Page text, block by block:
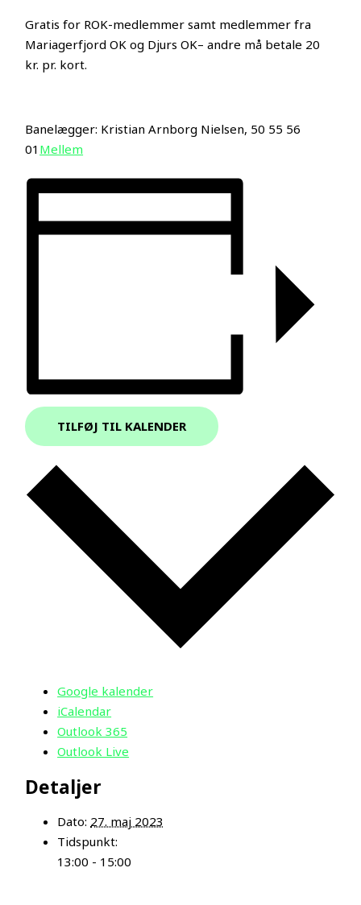
Gratis for ROK-medlemmer samt medlemmer fra
Mariagerfjord OK og Djurs OK– andre må betale 20
kr. pr. kort.
Banelægger: Kristian Arnborg Nielsen, 50 55 56
01 Mellem
TILFØJ TIL KALENDER
Google kalender
iCalendar
Outlook 365
Outlook Live
Detaljer
Dato: 27. maj 2023
Tidspunkt:
13:00 - 15:00